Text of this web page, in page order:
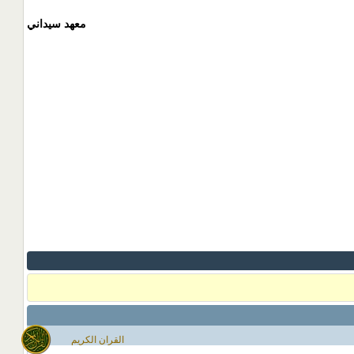
القران الكريم
معهد سيداني